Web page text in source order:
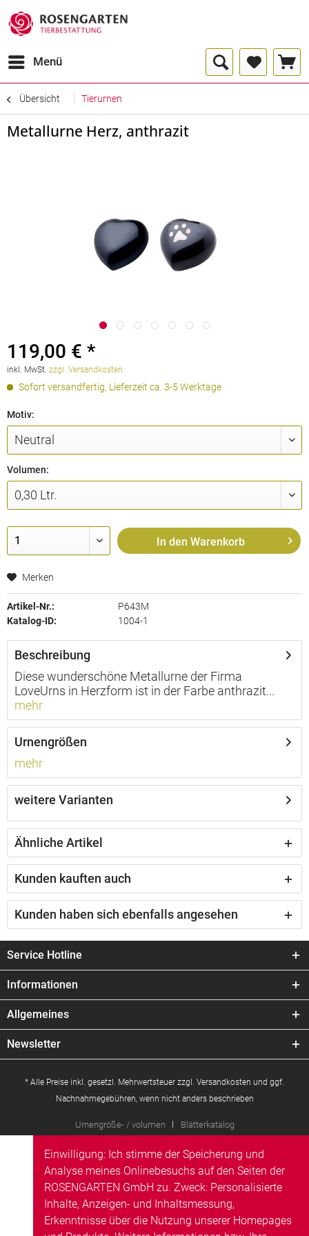
Menü
Übersicht Tierurnen
Metallurne Herz, anthrazit
119,00 € *
inkl. MwSt. zzgl. Versandkosten
Sofort versandfertig, Lieferzeit ca. 3-5 Werktage
Motiv:
Volumen:
In den Warenkorb
Merken
Artikel-Nr.:
P643M
Katalog-ID:
1004-1
Beschreibung
Diese wunderschöne Metallurne der Firma
LoveUrns in Herzform ist in der Farbe anthrazit...
mehr
Urnengrößen
mehr
weitere Varianten
Ähnliche Artikel
Kunden kauften auch
Kunden haben sich ebenfalls angesehen
Service Hotline
Informationen
Allgemeines
Newsletter
* Alle Preise inkl. gesetzl. Mehrwertsteuer zzgl. Versandkosten und ggf.
Nachnahmegebühren, wenn nicht anders beschrieben
Urnengröße- / volumen Blätterkatalog
Einwilligung: Ich stimme der Speicherung und
Analyse meines Onlinebesuchs auf den Seiten der
ROSENGARTEN GmbH zu. Zweck: Personalisierte
Inhalte, Anzeigen- und Inhaltsmessung,
Erkenntnisse über die Nutzung unserer Homepages